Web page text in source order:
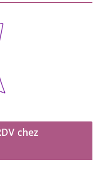
chez